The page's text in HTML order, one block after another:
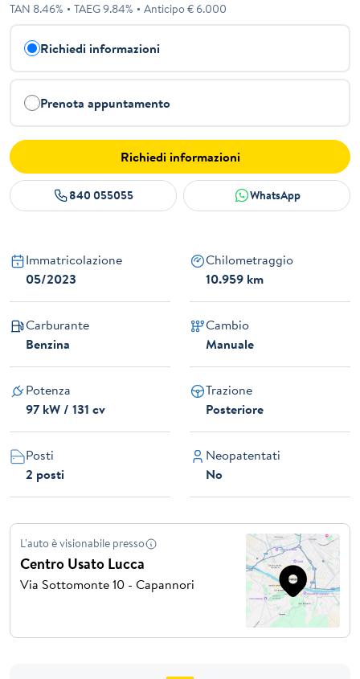
TAN 8.46% TAEG9.84% Anticipo € 6.000
Richiedi informazioni
Prenota appuntamento
Richiedi informazioni
840 055055 WhatsApp
Immatricolazione
05/2023
Chilometraggio
10.959 km
Carburante
Benzina
Cambio
Manuale
Potenza
97 kW / 131 cv
Trazione
Posteriore
Posti
2 posti
Neopatentati
No
L'auto è visionabile presso
Centro Usato Lucca
Via Sottomonte 10 - Capannori